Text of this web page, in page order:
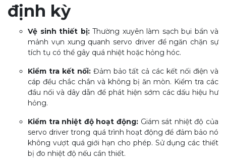
định kỳ
Vệ sinh thiết bị:Thường xuyên làm sạch bụi bẩn và
mảnh vụn xung quanh servo driver để ngăn chặn sự
tích tụ có thể gây quá nhiệt hoặc hỏng hóc.
Kiểm tra kết nối:Đảm bảo tất cả các kết nối điện và
cáp đều chắc chắn và không bị ăn mòn. Kiểm tra các
đầu nối và dây dẫn để phát hiện sớm các dấu hiệu hư
hỏng.
Kiểm tra nhiệt độ hoạt động: Giám sát nhiệt độ của
servo driver trong quá trình hoạt động để đảm bảo nó
không vượt quá giới hạn cho phép. Sử dụng các thiết
bị đo nhiệt độ nếu cần thiết.